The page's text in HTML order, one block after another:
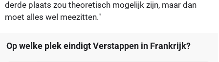
derde plaats zou theoretisch mogelijk zijn, maar dan
moet alles wel meezitten."
Op welke plek eindigt Verstappen in Frankrijk?